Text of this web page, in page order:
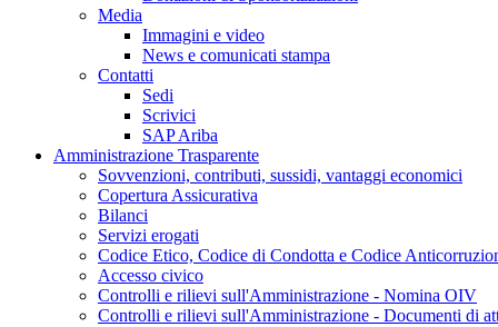
Media
Immagini e video
News e comunicati stampa
Contatti
Sedi
Scrivici
SAP Ariba
Amministrazione Trasparente
Sovvenzioni, contributi, sussidi, vantaggi economici
Copertura Assicurativa
Bilanci
Servizi erogati
Codice Etico, Codice di Condotta e Codice
Accesso civico
Controlli e rilievi sull'Amministrazione - Nomina OIV
Controlli e rilievi sull'Amministrazione - Documenti di